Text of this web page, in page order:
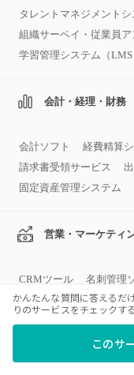
タレントマネジメントシ
組織サーベイ・従業員ア
学習管理システム（LMS
会計・経理・財務
会計ソフト 経費精算
請求書受領サービス
固定資産管理システム
営業・マーケティ
CRMツール 名刺管理
SEOツール
チャットボ
かんたんな質問に答えるだ
りのサービスをチェックす
このサ